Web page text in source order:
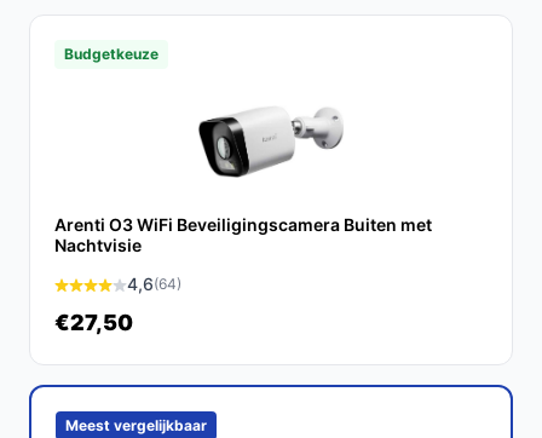
Ja, deze camera is uitstekend geschikt voor het in de
Wat zijn de belangrijkste verschillen met andere
In vergelijking met andere modellen biedt de P2F
unieke functies zoals de pan-tilt mogelijkheden en de
mogelijkheid om lokaal op te slaan zonder maandelijkse
kosten.
Conclusie
De Arenti P2F Wifi Beveiligingscamera is een
Budgetkeuze
Arenti O3 WiFi Beveiligingscamera Buiten met
Nachtvisie
4,6(64)
€27,50
Meest vergelijkbaar